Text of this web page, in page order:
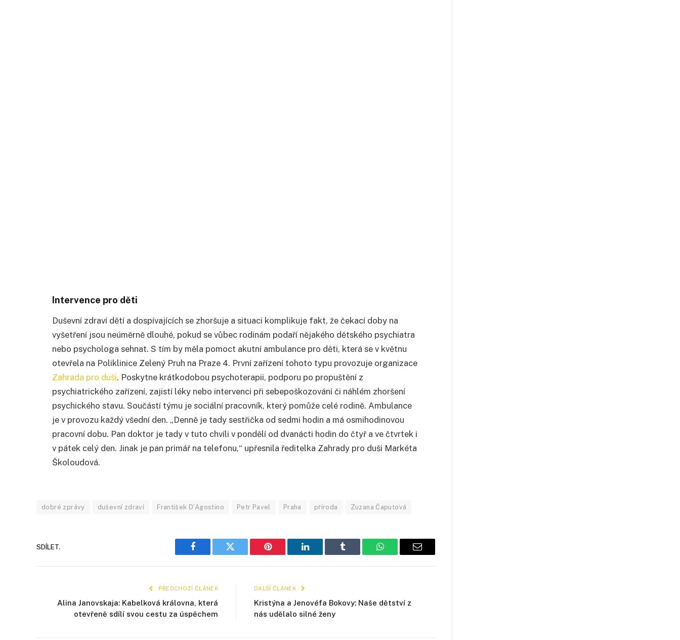
Intervence pro děti
Duševní zdraví dětí a dospívajících se zhoršuje a situaci komplikuje fakt, že čekací doby na
vyšetření jsou neúměrně dlouhé, pokud se vůbec rodinám podaří nějakého dětského psychiatra
nebo psychologa sehnat. S tím by měla pomoct akutní ambulance pro děti, která se v květnu
otevřela na Poliklinice Zelený Pruh na Praze 4. První zařízení tohoto typu provozuje organizace
Zahrada pro duši. Poskytne krátkodobou psychoterapii, podporu po propuštění z
psychiatrického zařízení, zajistí léky nebo intervenci při sebepoškozování či náhlém zhoršení
psychického stavu. Součástí týmu je sociální pracovník, který pomůže celé rodině. Ambulance
je v provozu každý všední den. „Denně je tady sestřička od sedmi hodin a má osmihodinovou
pracovní dobu. Pan doktor je tady v tuto chvíli v pondělí od dvanácti hodin do čtyř a ve čtvrtek i
v pátek celý den. Jinak je pan primář na telefonu,“ upřesnila ředitelka Zahrady pro duši Markéta
Školoudová.
dobré zprávy duševní zdraví František D’Agostino Petr Pavel Praha příroda Zuzana Čaputová
SDÍLET.
Facebook Twitter Pinterest LinkedIn Tumblr WhatsAppE-
PŘEDCHOZÍ ČLÁNEK
Alina Janovskaja: Kabelková královna, která
otevřeně sdílí svou cestu za úspěchem
DALŠÍ ČLÁNEK
Kristýna a Jenovéfa Bokovy: Naše dětství z
nás udělalo silné ženy